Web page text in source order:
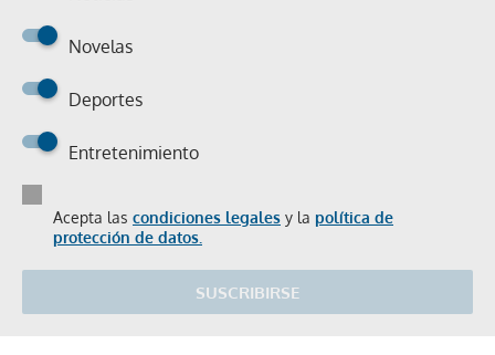
Novelas
Deportes
Entretenimiento
Acepta las condiciones legales y la política de
protección de datos.
SUSCRIBIRSE